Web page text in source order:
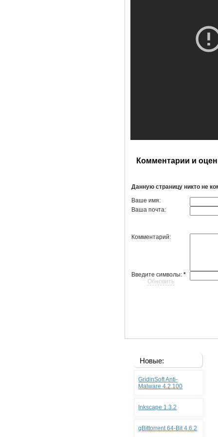
Комментарии и
Данную страницу никто не
Ваше имя:
Ваша почта:
Комментарий:
Введите символы:*
Обновить
Новые:
GridinSoft Anti-
Malware 4.2.100
Inkscape 1.3.2
qBittorrent 64-Bit 4.6.2